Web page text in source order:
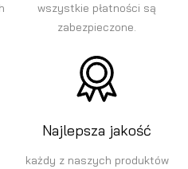
wszystkie płatności są
zabezpieczone.
Najlepsza jakość
każdy z naszych produktów